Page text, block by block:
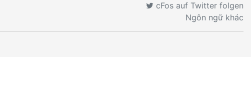
cFos auf Twitter folgen
Ngôn ngữ khác